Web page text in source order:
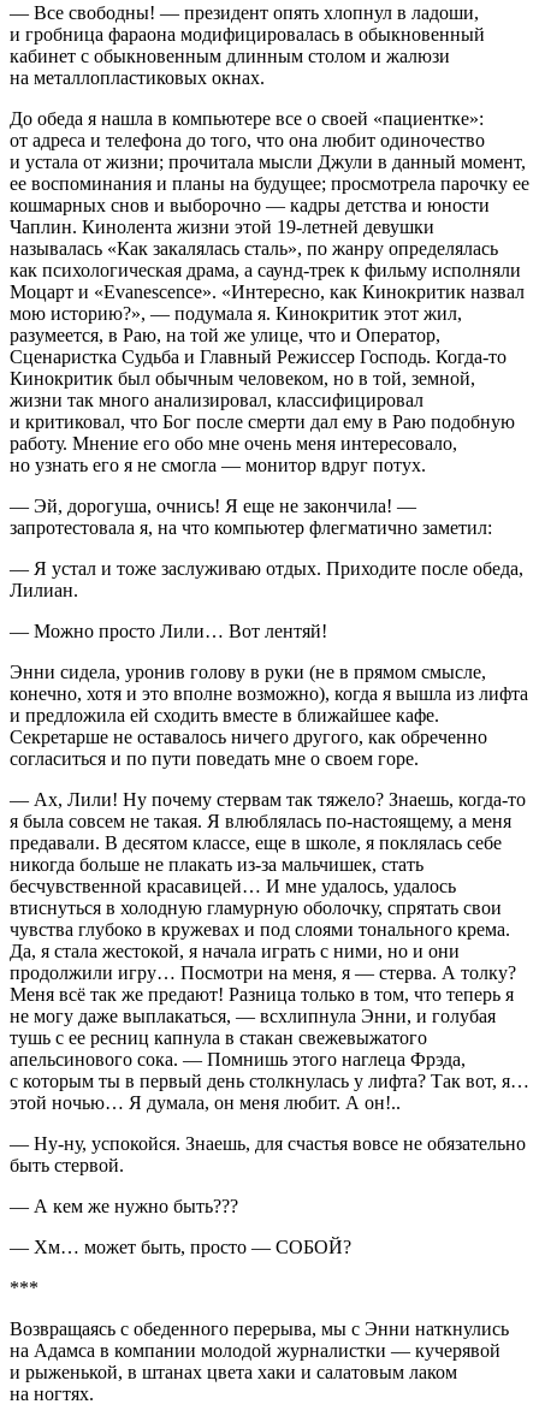
— Все свободны! — президент опять хлопнул в ладоши,
и гробница фараона модифицировалась в обыкновенный
кабинет с обыкновенным длинным столом и жалюзи
на металлопластиковых окнах.
До обеда я нашла в компьютере все о своей «пациентке»:
от адреса и телефона до того, что она любит одиночество
и устала от жизни; прочитала мысли Джули в данный момент,
ее воспоминания и планы на будущее; просмотрела парочку ее
кошмарных снов и выборочно — кадры детства и юности
Чаплин. Кинолента жизни этой 19-летней девушки
называлась «Как закалялась сталь», по жанру определялась
как психологическая драма, а саунд-трек к фильму исполняли
Моцарт и «Evanescence». «Интересно, как Кинокритик назвал
мою историю?», — подумала я. Кинокритик этот жил,
разумеется, в Pаю, на той же улице, что и Оператор,
Сценаристка Судьба и Главный Режиссер Господь. Когда-то
Кинокритик был обычным человеком, но в той, земной,
жизни так много анализировал, классифицировал
и критиковал, что Бог после смерти дал ему в Раю подобную
работу. Мнение eго обо мне очень меня интересовало,
но узнать его я не смогла — монитор вдруг потух.
— Эй, дорогуша, очнись! Я еще не закончила! —
запротестовала я, на что компьютер флегматично заметил:
— Я устал и тоже заслуживаю отдых. Приходите после обеда,
Лилиан.
— Можно просто Лили… Вот лентяй!
Энни сидела, уронив голову в руки (не в прямом смысле,
конечно, хотя и это вполне возможно), когда я вышла из лифта
и предложила ей сходить вместе в ближайшее кафе.
Секретарше не оставалось ничего другого, как обреченно
согласиться и по пути поведать мне о своем горе.
— Ах, Лили! Ну почему стервам так тяжело? Знаешь, когда-то
я была совсем не такая. Я влюблялась по-настоящему, а меня
предавали. В десятом классе, еще в школе, я поклялась себе
никогда больше не плакать из-за мальчишек, стать
бесчувственной красавицей… И мне удалось, удалось
втиснуться в холодную гламурную оболочку, спрятать свои
чувства глубоко в кружевах и под слоями тонального крема.
Да, я стала жестокой, я начала играть с ними, но и они
продолжили игру… Посмотри на меня, я — стерва. А толку?
Меня всё так же предают! Разница только в том, что теперь я
не могу даже выплакаться, — всхлипнула Энни, и голубая
тушь с ее ресниц капнула в стакан свежевыжатого
апельсинового сока. — Помнишь этого наглеца Фрэда,
с которым ты в первый день столкнулась у лифта? Так вот, я…
этой ночью… Я думала, он меня любит. А он!..
— Ну-ну, успокойся. Знаешь, для счастья вовсе не обязательно
быть стервой.
— А кем же нужно быть???
— Хм… может быть, просто — СОБОЙ?
***
Возвращаясь с обеденного перерыва, мы с Энни наткнулись
на Адамса в компании молодой журналистки — кучерявой
и рыженькой, в штанах цвета хаки и салатовым лаком
на ногтях.